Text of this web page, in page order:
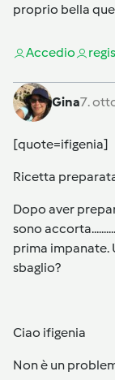
proprio bella
Accedio
Gina7.
[quote=ifigenia]
Ricetta
Dopo aver
sono
prima impanate.
sbaglio?
Ciao ifigenia
Non è un